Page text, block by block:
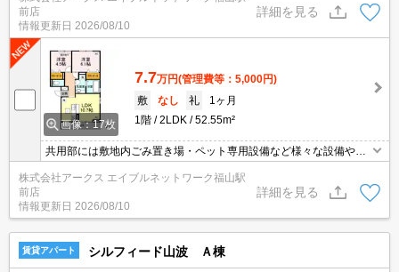
ィ面は、TVインターホン・オートロックなど充実しているので安心
して生活できます。駐輪場付きの物件です。
前店
情報更新日 2026/08/10
詳細を見る
画像：17枚
7.7万円(管理費等：5,000円)
敷
なし 礼
1ヶ月
1階
2LDK 52.55m²
共用部には敷地内ごみ置き場・ペット専用設備など様々な設備やサ
ービスが揃っているので便利です。収納はシューズボックス・床下
収納など豊富なので、衣類や履き物の整理がしやすく便利です。入
浴後でも湿気に悩まされずに化粧やヘアメイクができる独立洗面台
を採用しています。こちらの物件には、車2台を停められるスペー
スがあります。
株式会社アークス エイブルネットワーク福山駅
前店
情報更新日 2026/08/10
詳細を見る
賃貸アパート シルフィード山波 Ａ棟